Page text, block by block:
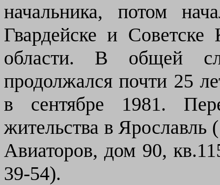
начальника, потом
Гвардейске и Советске
области. В общей
продолжался почти 25
в сентябре 1981.
жительства в Ярославль
Авиаторов, дом 90,
39-54).